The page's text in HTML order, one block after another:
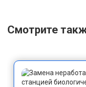
Смотрите